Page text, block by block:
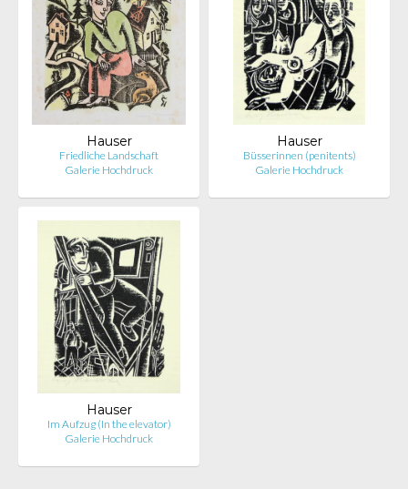
Hauser
Friedliche Landschaft
Galerie Hochdruck
Hauser
Büsserinnen (penitents)
Galerie Hochdruck
Hauser
Im Aufzug (In the elevator)
Galerie Hochdruck